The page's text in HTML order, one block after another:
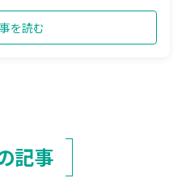
を読む
記事